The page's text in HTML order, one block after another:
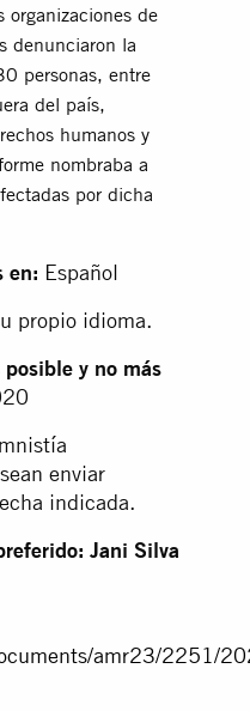
organizaciones de
denunciaron la
personas, entre
del país,
humanos y
nombraba a
por dicha
en: Español
propio idioma.
y no más
enviar
indicada.
Jani Silva
amr23/2251/